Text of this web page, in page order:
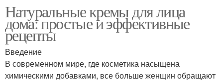
Натуральные кремы для лица
дома: простые и эффективные
рецепты
Введение
В современном мире, где косметика насыщена
химическими добавками, все больше женщин обращают